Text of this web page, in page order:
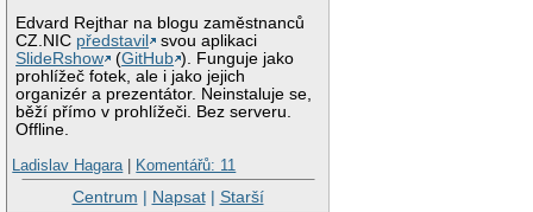
Edvard Rejthar na blogu zaměstnanců
CZ.NIC představil
svou aplikaci
SlideRshow
(GitHub ). Funguje jako
prohlížeč fotek, ale i jako jejich
organizér a prezentátor. Neinstaluje se,
běží přímo v prohlížeči. Bez serveru.
Offline.
Ladislav Hagara| Komentářů: 11
Centrum | Napsat| Starší